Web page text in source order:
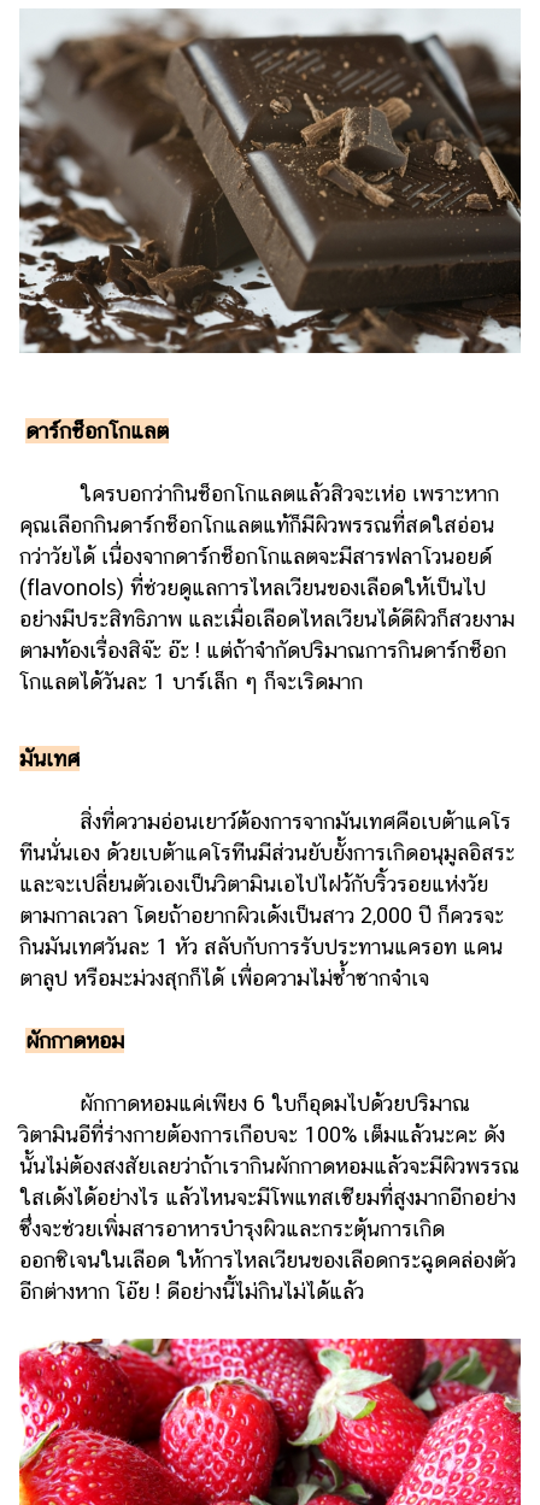
ดาร์กช็อกโกแลต
ใครบอกว่ากินช็อกโกแลตแล้วสิวจะเห่อ เพราะหาก
คุณเลือกกินดาร์กช็อกโกแลตแท้ก็มีผิวพรรณที่สดใสอ่อน
กว่าวัยได้ เนื่องจากดาร์กช็อกโกแลตจะมีสารฟลาโวนอยด์
(flavonols) ที่ช่วยดูแลการไหลเวียนของเลือดให้เป็นไป
อย่างมีประสิทธิภาพ และเมื่อเลือดไหลเวียนได้ดีผิวก็สวยงาม
ตามท้องเรื่องสิจ๊ะ อ๊ะ ! แต่ถ้าจำกัดปริมาณการกินดาร์กช็อก
โกแลตได้วันละ 1 บาร์เล็ก ๆ ก็จะเริดมาก
มันเทศ
สิ่งที่ความอ่อนเยาว์ต้องการจากมันเทศคือเบต้าแคโร
ทีนนั่นเอง ด้วยเบต้าแคโรทีนมีส่วนยับยั้งการเกิดอนุมูลอิสระ
และจะเปลี่ยนตัวเองเป็นวิตามินเอไปไฝว้กับริ้วรอยแห่งวัย
ตามกาลเวลา โดยถ้าอยากผิวเด้งเป็นสาว 2,000 ปี ก็ควรจะ
กินมันเทศวันละ 1 หัว สลับกับการรับประทานแครอท แคน
ตาลูป หรือมะม่วงสุกก็ได้ เพื่อความไม่ซ้ำซากจำเจ
ผักกาดหอม
ผักกาดหอมแค่เพียง 6 ใบก็อุดมไปด้วยปริมาณ
วิตามินอีที่ร่างกายต้องการเกือบจะ 100% เต็มแล้วนะคะ ดัง
นั้นไม่ต้องสงสัยเลยว่าถ้าเรากินผักกาดหอมแล้วจะมีผิวพรรณ
ใสเด้งได้อย่างไร แล้วไหนจะมีโพแทสเซียมที่สูงมากอีกอย่าง
ซึ่งจะช่วยเพิ่มสารอาหารบำรุงผิวและกระตุ้นการเกิด
ออกซิเจนในเลือด ให้การไหลเวียนของเลือดกระฉูดคล่องตัว
อีกต่างหาก โอ๊ย ! ดีอย่างนี้ไม่กินไม่ได้แล้ว